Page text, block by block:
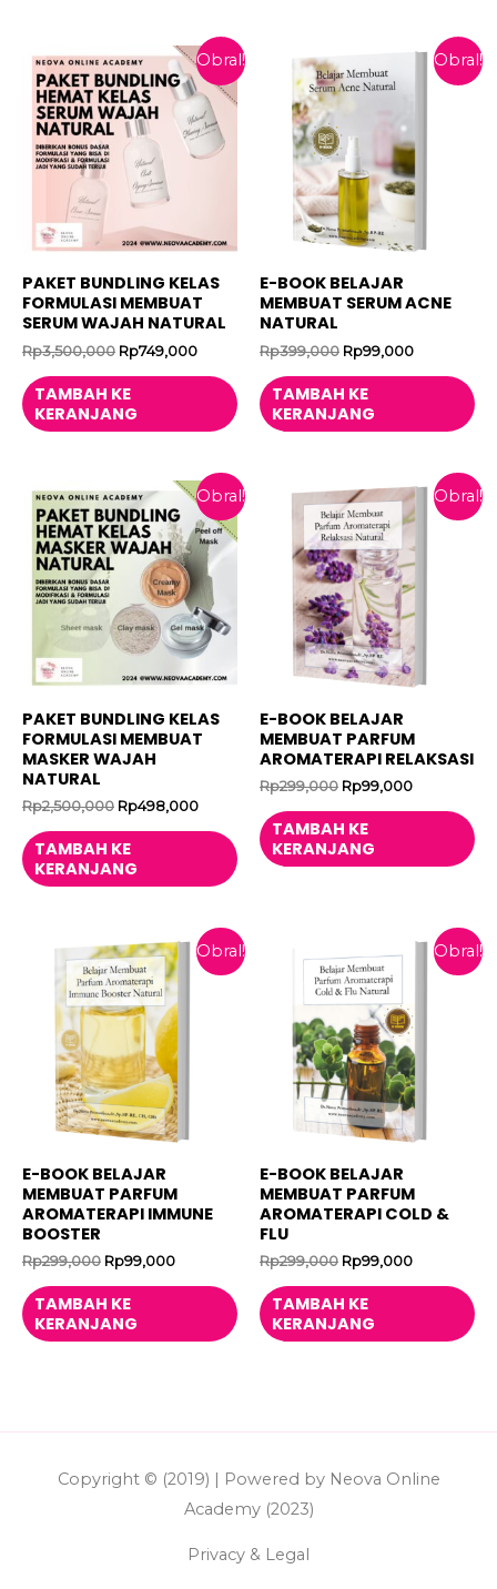
Obral!
PAKET BUNDLING KELAS
FORMULASI MEMBUAT
SERUM WAJAH NATURAL
Rp3,500,000 Harga
adalah:
Rp3,500,000.
Rp749,000Harga
adalah:
Rp749,000.
TAMBAH KE
KERANJANG
Obral!
E-BOOK BELAJAR
MEMBUAT SERUM ACNE
NATURAL
Rp399,000 Harga
adalah:
Rp399,000.
Rp99,000Harga
Rp99,000.
TAMBAH KE
KERANJANG
Obral!
PAKET BUNDLING KELAS
FORMULASI MEMBUAT
MASKER WAJAH
NATURAL
Rp2,500,000 Harga
adalah:
Rp2,500,000.
Rp498,000Harga
adalah:
Rp498,000.
TAMBAH KE
KERANJANG
Obral!
E-BOOK BELAJAR
MEMBUAT PARFUM
AROMATERAPI RELAKSASI
Rp299,000 Harga
adalah:
Rp299,000.
Rp99,000Harga
Rp99,000.
TAMBAH KE
KERANJANG
Obral!
E-BOOK BELAJAR
MEMBUAT PARFUM
AROMATERAPI IMMUNE
BOOSTER
Rp299,000 Harga
adalah:
Rp299,000.
Rp99,000Harga
Rp99,000.
TAMBAH KE
KERANJANG
Obral!
E-BOOK BELAJAR
MEMBUAT PARFUM
AROMATERAPI COLD &
FLU
Rp299,000 Harga
adalah:
Rp299,000.
Rp99,000Harga
Rp99,000.
TAMBAH KE
KERANJANG
Copyright © (2019) | Powered by Neova Online
Academy (2023)
Privacy & Legal